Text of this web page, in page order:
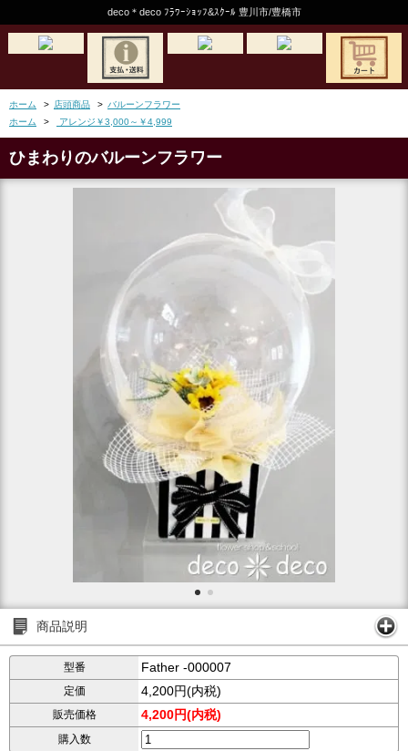
deco＊deco ﾌﾗﾜｰｼｮｯﾌ&ｽｸｰﾙ 豊川市/豊橋市
ホーム > 店頭商品 > バルーンフラワー
ホーム
> アレンジ￥3,000～￥4,999
ひまわりのバルーンフラワー
商品説明
型番 Father -000007
定価 4,200円(内税)
販売価格 4,200円(内税)
購入数